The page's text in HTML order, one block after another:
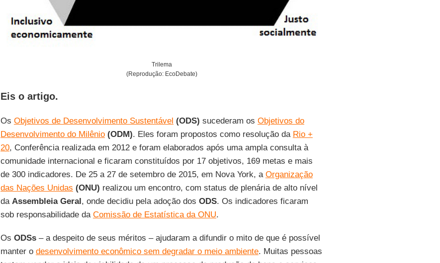
Trilema
(Reprodução: EcoDebate)
Eis o artigo.
Os Objetivos de Desenvolvimento Sustentável (ODS) sucederam os Objetivos do
Desenvolvimento do Milênio (ODM). Eles foram propostos como resolução da Rio +
20, Conferência realizada em 2012 e foram elaborados após uma ampla consulta à
comunidade internacional e ficaram constituídos por 17 objetivos, 169 metas e mais
de 300 indicadores. De 25 a 27 de setembro de 2015, em Nova York, a Organização
das Nações Unidas (ONU) realizou um encontro, com status de plenária de alto nível
da Assembleia Geral, onde decidiu pela adoção dos ODS. Os indicadores ficaram
sob responsabilidade da Comissão de Estatística da ONU.
Os ODSs– a despeito de seus méritos – ajudaram a difundir o mito de que é possível
manter o desenvolvimento econômico sem degradar o meio ambiente. Muitas pessoas